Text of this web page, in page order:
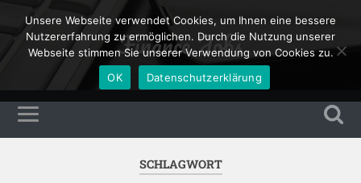
Finance Jobs
SCHLAGWORT
Unsere Webseite verwendet Cookies, um Ihnen eine bessere
Nutzererfahrung zu ermöglichen. Durch die Nutzung unserer
Webseite stimmen Sie unserer Verwendung von Cookies zu.
OK
Datenschutzerklärung